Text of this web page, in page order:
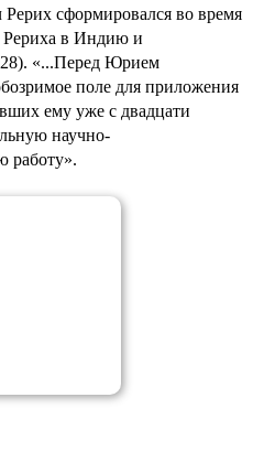
сформировался во время
Рериха в Индию и
«...Перед Юрием
поле для приложения
ему уже с двадцати
научно-
работу».